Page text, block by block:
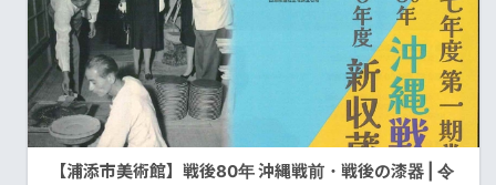
【浦添市美術館】戦後80年 沖縄戦前・戦後の漆器 | 令